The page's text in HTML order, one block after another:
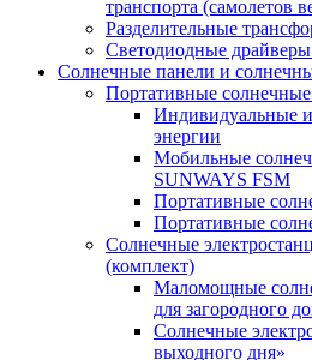
транспорта (самолетов
Разделительные
Светодиодные
Солнечные панели и
Портативные солнечные
Индивидуальные
энергии
Мобильные
SUNWAYS FSM
Портативные
Портативные
Солнечные
(комплект)
Маломощные
для загородного
Солнечные
выходного дня»